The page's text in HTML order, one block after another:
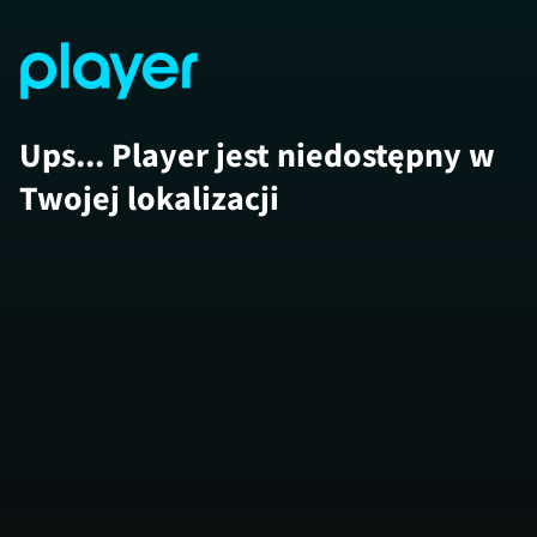
Ups... Player jest niedostępny w
Twojej lokalizacji